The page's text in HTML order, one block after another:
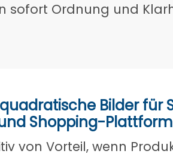
sofort Ordnung und
Bilder für
Shopping-
von Vorteil, wenn